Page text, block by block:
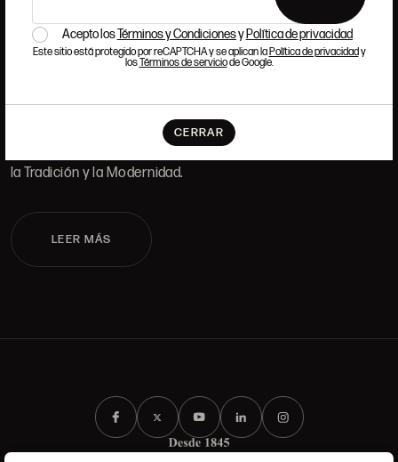
Acepto losTérminos y Condicionesy Política de privacidad
Este sitio está protegido por reCAPTCHA y se aplican laPolítica de privacidady
losTérminos de serviciode Google.
CERRAR
10H-14H Y 16:30H-20H
(+34) 915 328 515
Si quieres formar parte del equipo de Ansorena, buscamos
la Tradición y la Modernidad.
LEER MÁS